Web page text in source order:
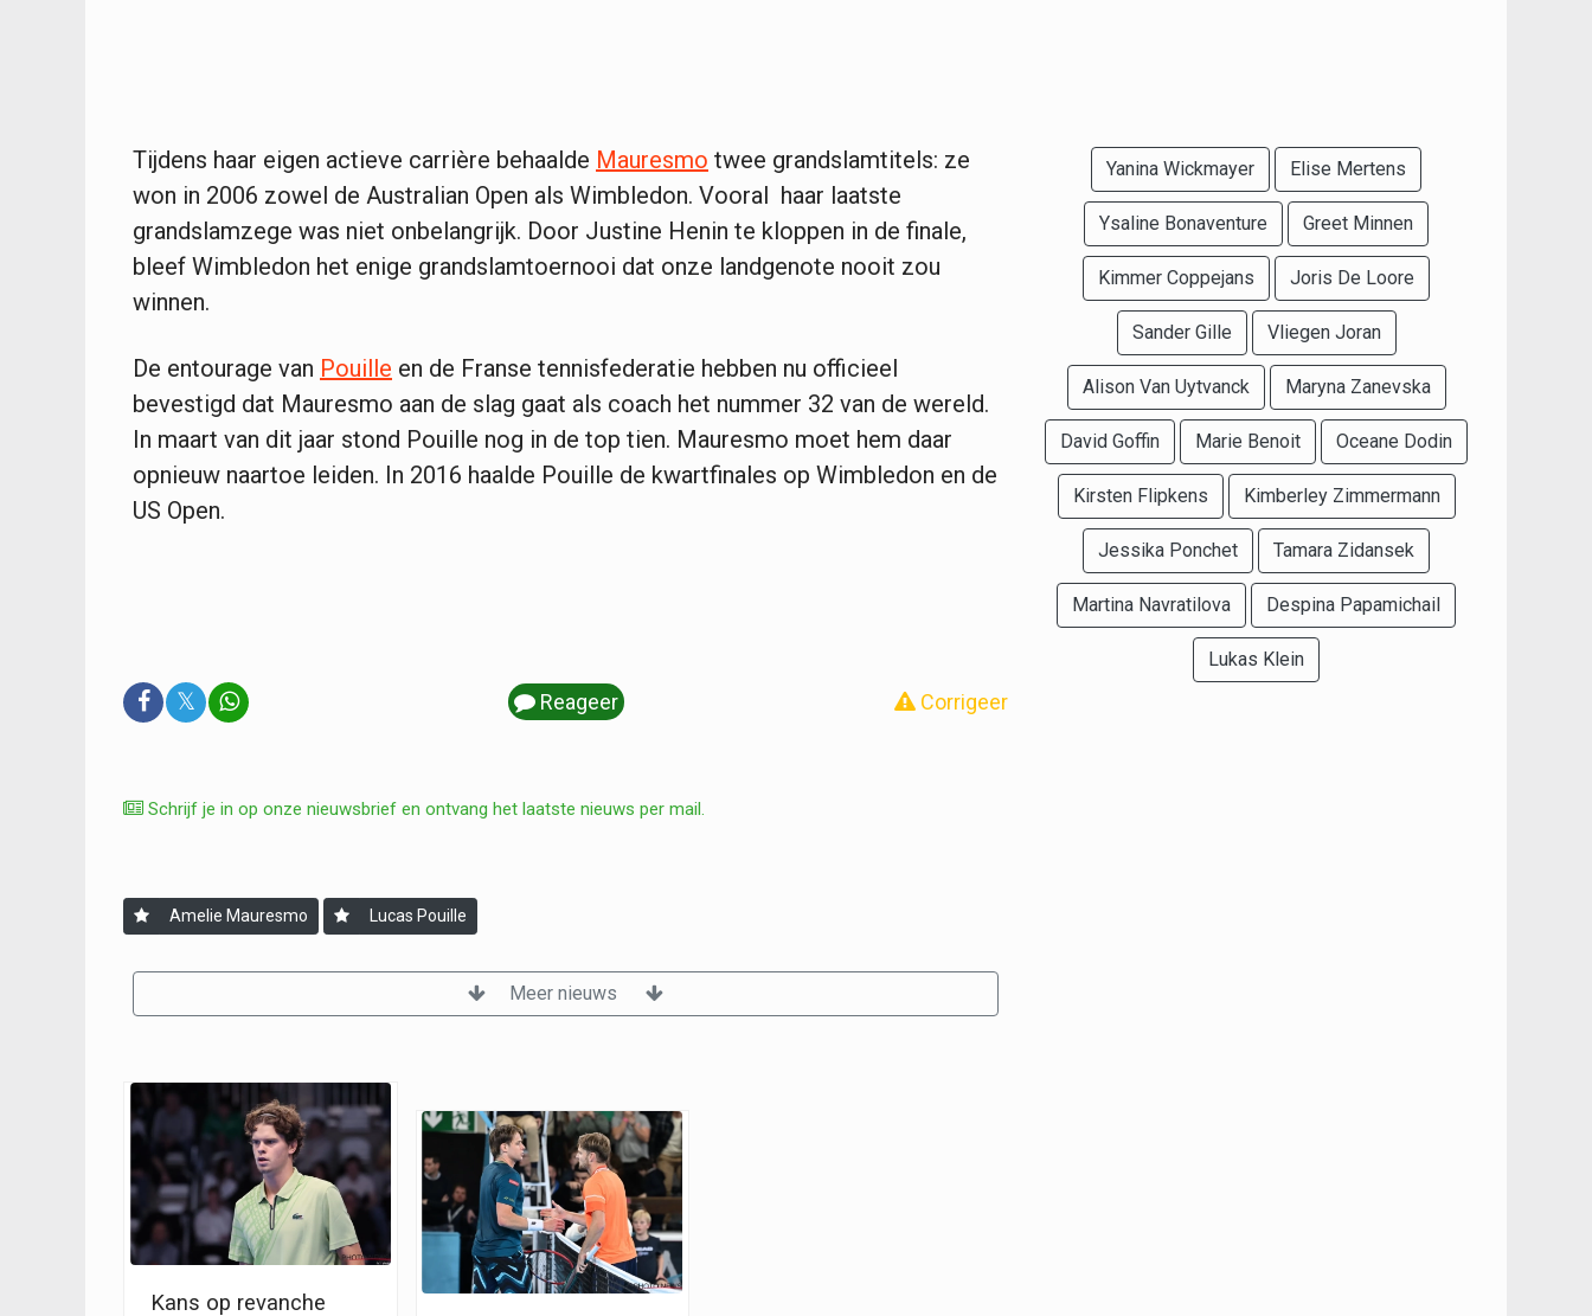
Tijdens haar eigen actieve carrière behaalde Mauresmo twee grandslamtitels: ze
won in 2006 zowel de Australian Open als Wimbledon. Vooral haar laatste
grandslamzege was niet onbelangrijk. Door Justine Henin te kloppen in de finale,
bleef Wimbledon het enige grandslamtoernooi dat onze landgenote nooit zou
winnen.
De entourage van Pouille en de Franse tennisfederatie hebben nu officieel
bevestigd dat Mauresmo aan de slag gaat als coach het nummer 32 van de wereld.
In maart van dit jaar stond Pouille nog in de top tien. Mauresmo moet hem daar
opnieuw naartoe leiden. In 2016 haalde Pouille de kwartfinales op Wimbledon en de
US Open.
𝕏 Reageer Corrigeer
Schrijf je in op onze nieuwsbrief en ontvang het laatste nieuws per mail.
Amelie Mauresmo Lucas Pouille
Meer nieuws
Kans op revanche
Yanina Wickmayer Elise Mertens
Ysaline Bonaventure Greet Minnen
Kimmer Coppejans Joris De Loore
Sander Gille Vliegen Joran
Alison Van Uytvanck Maryna Zanevska
David Goffin Marie Benoit Oceane Dodin
Kirsten Flipkens Kimberley Zimmermann
Jessika Ponchet Tamara Zidansek
Martina Navratilova Despina Papamichail
Lukas Klein